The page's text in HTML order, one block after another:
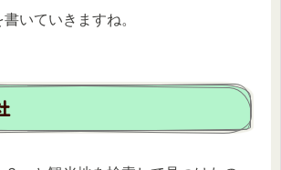
いていきますね。